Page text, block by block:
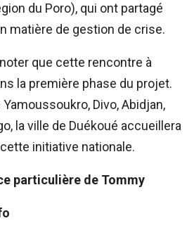
du Poro), qui ont partagé
matière de gestion de crise.
que cette rencontre à
la première phase du projet.
Divo, Abidjan,
la ville de Duékoué accueillera
initiative nationale.
particulière de Tommy